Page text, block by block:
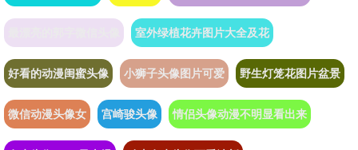
室外绿植花卉图片大全及花
好看的动漫闺蜜头像 小狮子头像图片可爱 野生灯笼花图片盆景
微信动漫头像女 宫崎骏头像 情侣头像动漫不明显看出来